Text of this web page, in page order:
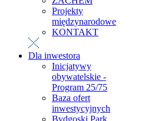
Projekty
międzynarodowe
KONTAKT
Dla inwestora
Inicjatywy
obywatelskie -
Program 25/75
Baza ofert
inwestycyjnych